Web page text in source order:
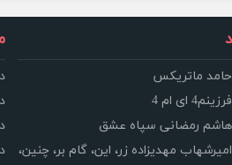
حامد ماتریکس
ای ام 4
هاشم رمضانی سپاه عشق
امیرشهاب مهدیزاده زر، این، گام بر، چنین،